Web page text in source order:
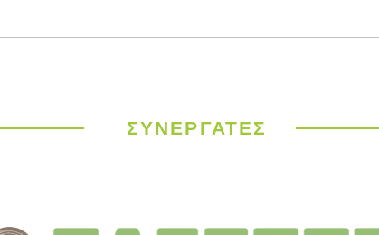
καύσωνας σαρώνει την
Ευρώπη
ΣΥΝΕΡΓΑΤΕΣ